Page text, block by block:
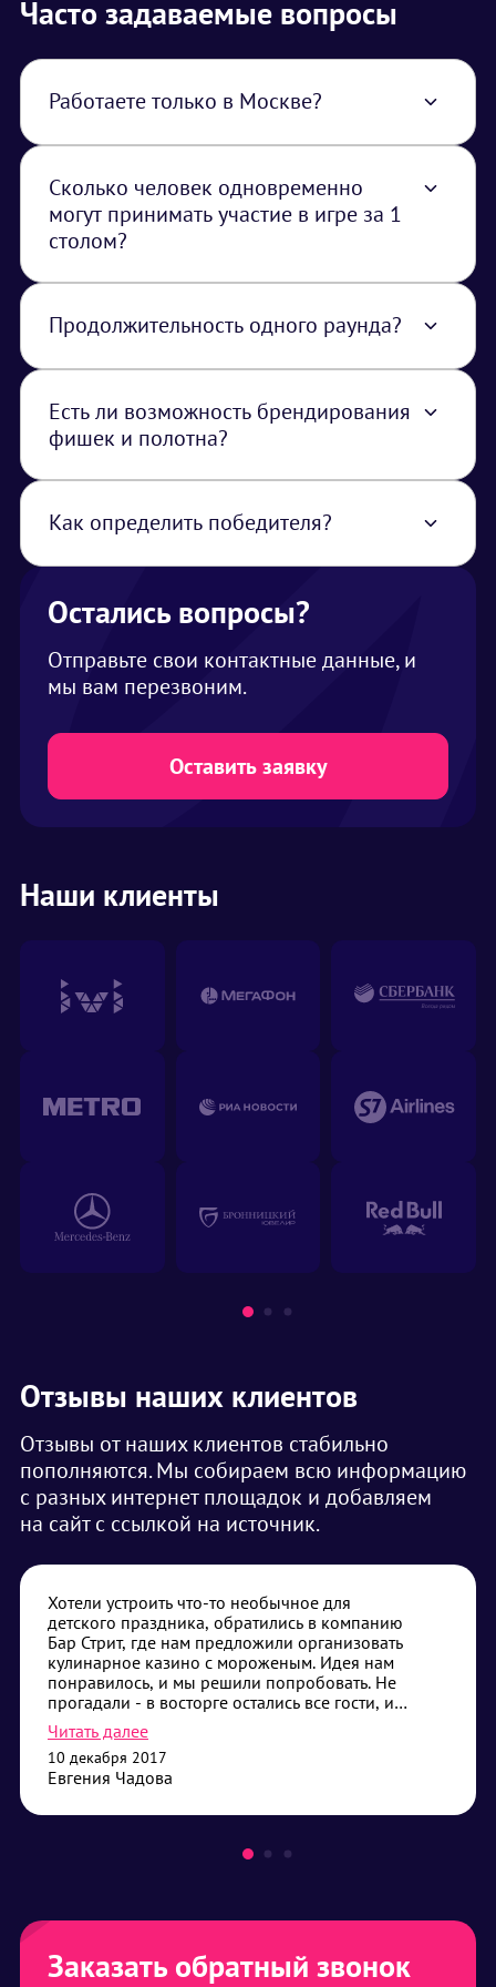
Часто задаваемые вопросы
Работаете только в Москве?
стоимость услуги закладывается логистика
из Москвы.
Сколько человек одновременно
могут принимать участие в игре за 1
столом?
расположиться до 8 человек.
Продолжительность одного раунда?
минут.
Есть ли возможность брендирования
фишек и полотна?
техническое задание или готовый макет.
Как определить победителя?
количество фишек побеждает.
Остались вопросы?
Отправьте свои контактные данные, и
мы вам перезвоним.
Оставить заявку
Наши клиенты
Отзывы наших клиентов
Отзывы от наших клиентов стабильно
пополняются. Мы собираем всю информацию
с разных интернет площадок и добавляем
на сайт с ссылкой на источник.
Хотели устроить что-то необычное для
детского праздника, обратились в компанию
Бар Стрит, где нам предложили организовать
кулинарное казино с мороженым. Идея нам
понравилось, и мы решили попробовать. Не
прогадали - в восторге остались все гости, и
детям и взрослым было интересно
поучаствовать, а заодно и полакомиться
вкусным мороженым.
Читать далее
10 декабря 2017
Евгения Чадова
Заказать обратный звонок